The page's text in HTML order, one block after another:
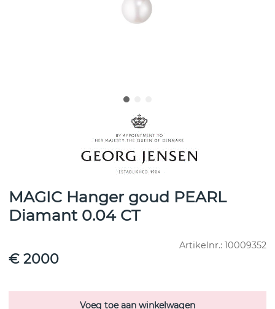
MAGIC Hanger goud PEARL
Diamant 0.04 CT
Artikelnr.: 10009352
€ 2000
Voeg toe aan winkelwagen